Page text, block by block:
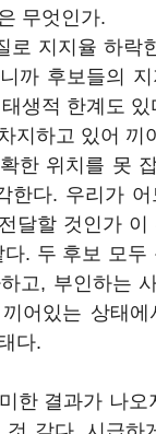
무엇인가.
로 지지율 하락
까 후보들의
생적 한계도 있
지하고 있어 끼
한 위치를 못
한다. 우리가
달할 것인가
. 두 후보 모두
고, 부인하는
어있는 상태에
다.
한 결과가 나오